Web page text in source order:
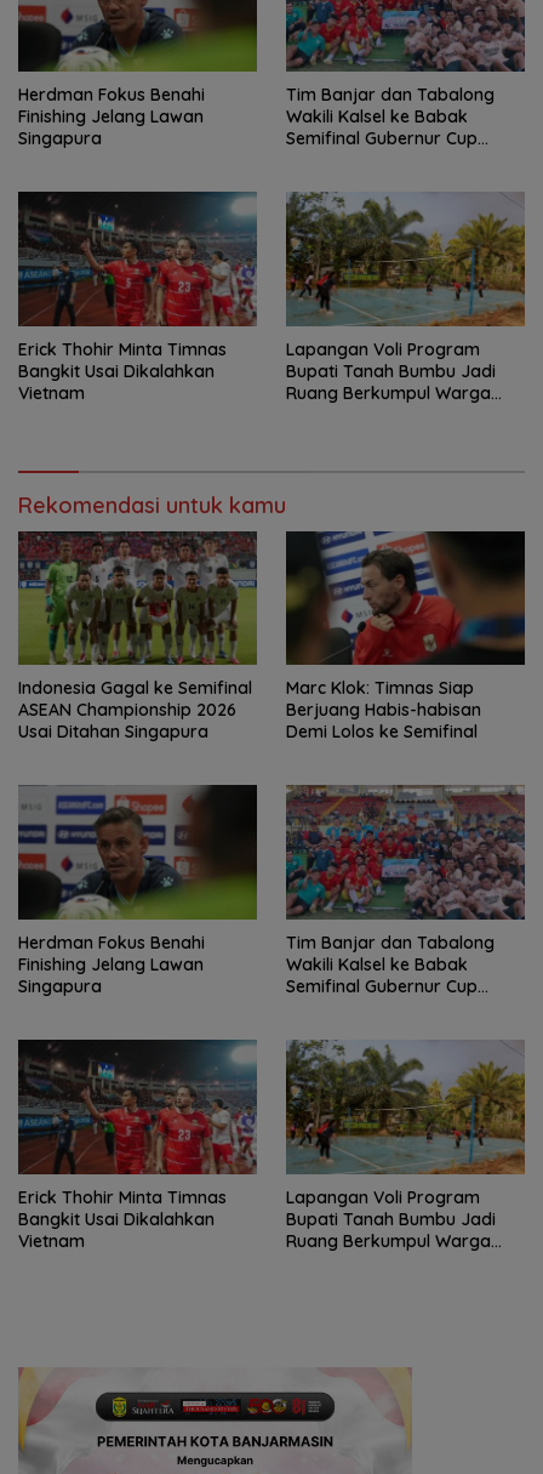
Herdman Fokus Benahi
Finishing Jelang Lawan
Singapura
Tim Banjar dan Tabalong
Wakili Kalsel ke Babak
Semifinal Gubernur Cup
Erick Thohir Minta Timnas
Bangkit Usai Dikalahkan
Vietnam
Lapangan Voli Program
Bupati Tanah Bumbu Jadi
Ruang Berkumpul Warga
Rekomendasi untuk kamu
Indonesia Gagal ke Semifinal
ASEAN Championship 2026
Usai Ditahan Singapura
Marc Klok: Timnas Siap
Berjuang Habis-habisan
Demi Lolos ke Semifinal
Herdman Fokus Benahi
Finishing Jelang Lawan
Singapura
Tim Banjar dan Tabalong
Wakili Kalsel ke Babak
Semifinal Gubernur Cup
Erick Thohir Minta Timnas
Bangkit Usai Dikalahkan
Vietnam
Lapangan Voli Program
Bupati Tanah Bumbu Jadi
Ruang Berkumpul Warga